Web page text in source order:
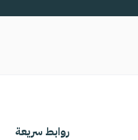
روابط سريعة